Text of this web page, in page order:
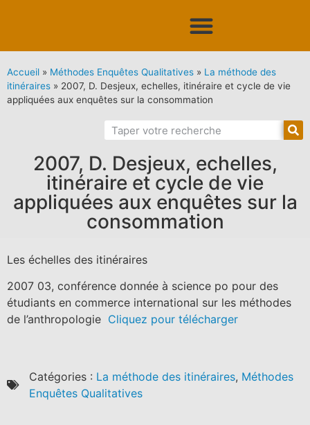
Accueil » Méthodes Enquêtes Qualitatives » La méthode des
itinéraires » 2007, D. Desjeux, echelles, itinéraire et cycle de vie
appliquées aux enquêtes sur la consommation
2007, D. Desjeux, echelles,
itinéraire et cycle de vie
appliquées aux enquêtes sur la
consommation
Les échelles des itinéraires
2007 03, conférence donnée à science po pour des
étudiants en commerce international sur les méthodes
de l’anthropologie Cliquez pour télécharger
Catégories : La méthode des itinéraires, Méthodes
Enquêtes Qualitatives